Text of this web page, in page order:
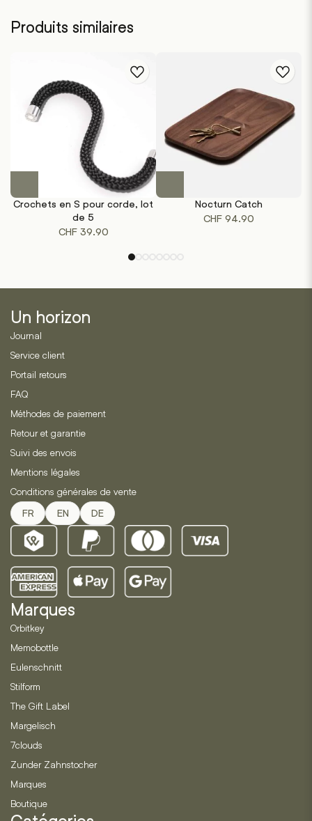
Produits similaires
a
plusieurs
variations.
choisies
sur
page
du
Crochets en S pour corde, lot
de 5
CHF39.90
Nocturn Catch
CHF 94.90
Un horizon
Journal
Service client
Portail retours
FAQ
Méthodes de paiement
Retour et garantie
Suivi des envois
Mentions légales
Conditions générales de vente
FR EN DE
Marques
Orbitkey
Memobottle
Eulenschnitt
Stilform
The Gift Label
Margelisch
7clouds
Zunder Zahnstocher
Marques
Boutique